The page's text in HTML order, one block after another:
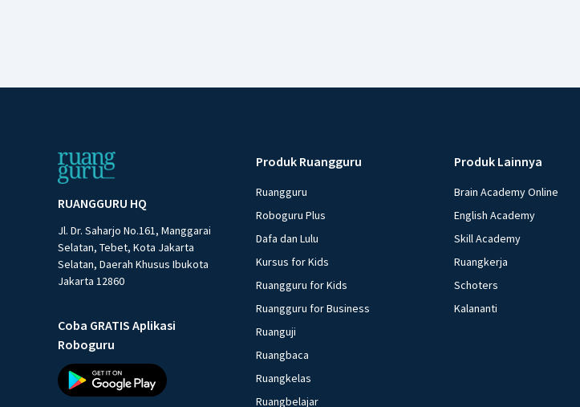
RUANGGURU HQ
Jl. Dr. Saharjo No.161, Manggarai
Selatan, Tebet, Kota Jakarta
Selatan, Daerah Khusus Ibukota
Jakarta 12860
Coba GRATIS Aplikasi
Roboguru
Produk Ruangguru
Ruangguru
Roboguru Plus
Dafa dan Lulu
Kursus for Kids
Ruangguru for Kids
Ruangguru for Business
Ruanguji
Ruangbaca
Ruangkelas
Ruangbelajar
Produk Lainnya
Brain Academy Online
English Academy
Skill Academy
Ruangkerja
Schoters
Kalananti